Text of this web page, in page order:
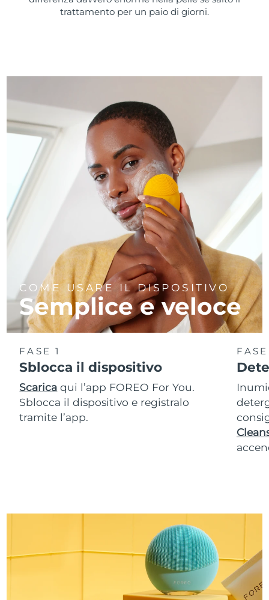
trattamento per un paio di giorni.
COME USARE IL DISPOSITIVO
Semplice e veloce
FASE 1
Sblocca il dispositivo
Scarica qui l’app FOREO For You.
Sblocca il dispositivo e registralo
tramite l’app.